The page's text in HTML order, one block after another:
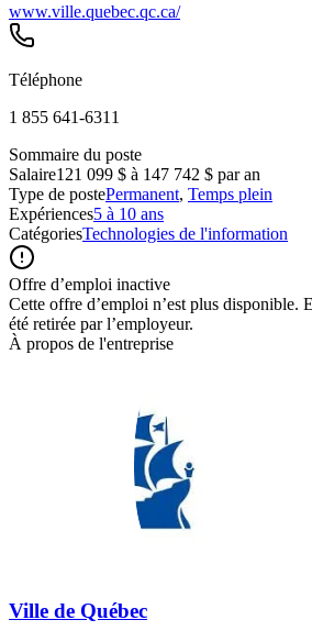
www.ville.quebec.qc.ca/
Téléphone
1 855 641‑6311
Sommaire du poste
Salaire121 099 $ à 147 742 $ par an
Type de postePermanent, Temps plein
Expériences5 à 10 ans
CatégoriesTechnologies de l'information
Offre d’emploi inactive
Cette offre d’emploi n’est plus disponible.
été retirée par l’employeur.
À propos de l'entreprise
Ville de Québec